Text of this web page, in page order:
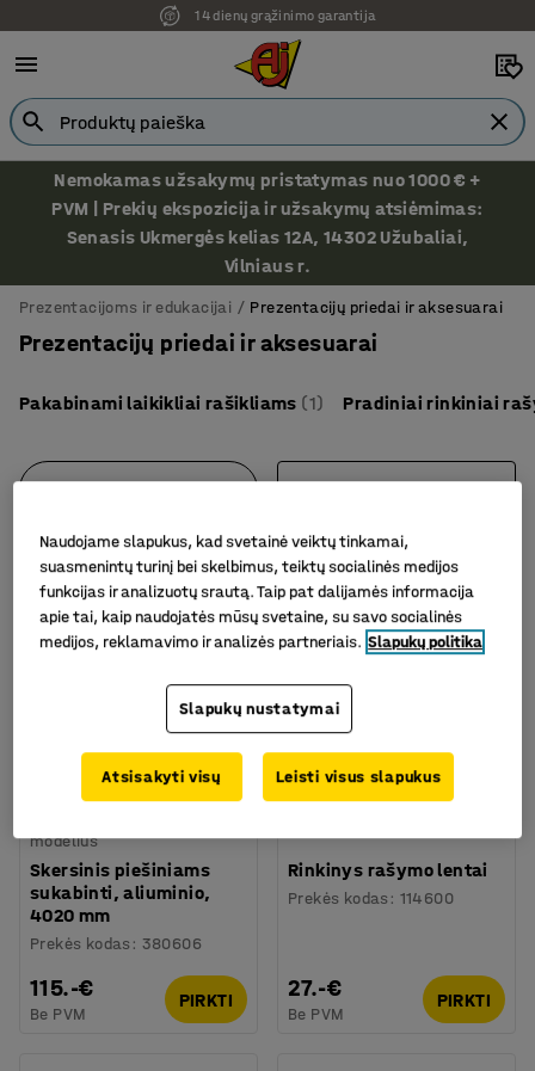
14 dienų grąžinimo garantija
Nemokamas užsakymų pristatymas nuo 1000 € +
PVM | Prekių ekspozicija ir užsakymų atsiėmimas:
Senasis Ukmergės kelias 12A, 14302 Užubaliai,
Vilniaus r.
Prezentacijoms ir edukacijai Prezentacijų priedai ir aksesuarai
Prezentacijų priedai ir aksesuarai
Pakabinami laikikliai rašikliams (1) Pradiniai rinkiniai
Filtras Rūšiuoti
6 produktų/ai
modelius
Skersinis piešiniams
sukabinti, aliuminio,
4020 mm
Prekės kodas : 380606
115.-€
Be PVM
PIRKTI
Rinkinys rašymo lentai
Prekės kodas : 114600
27.-€
Be PVM
PIRKTI
Naudojame slapukus, kad svetainė veiktų tinkamai,
suasmenintų turinį bei skelbimus, teiktų socialinės medijos
funkcijas ir analizuotų srautą. Taip pat dalijamės informacija
apie tai, kaip naudojatės mūsų svetaine, su savo socialinės
medijos, reklamavimo ir analizės partneriais. Slapukų politika
Slapukų nustatymai
Atsisakyti visų Leisti visus slapukus